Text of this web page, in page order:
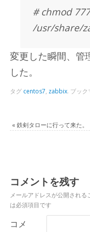
# chmod 777
/usr/share/
変更した瞬間、管
した。
タグ centos7, zabbix. ブッ
« 鉄剣タローに行って来た。
コメントを残す
メールアドレスが公開される
は必須項目です
コメ